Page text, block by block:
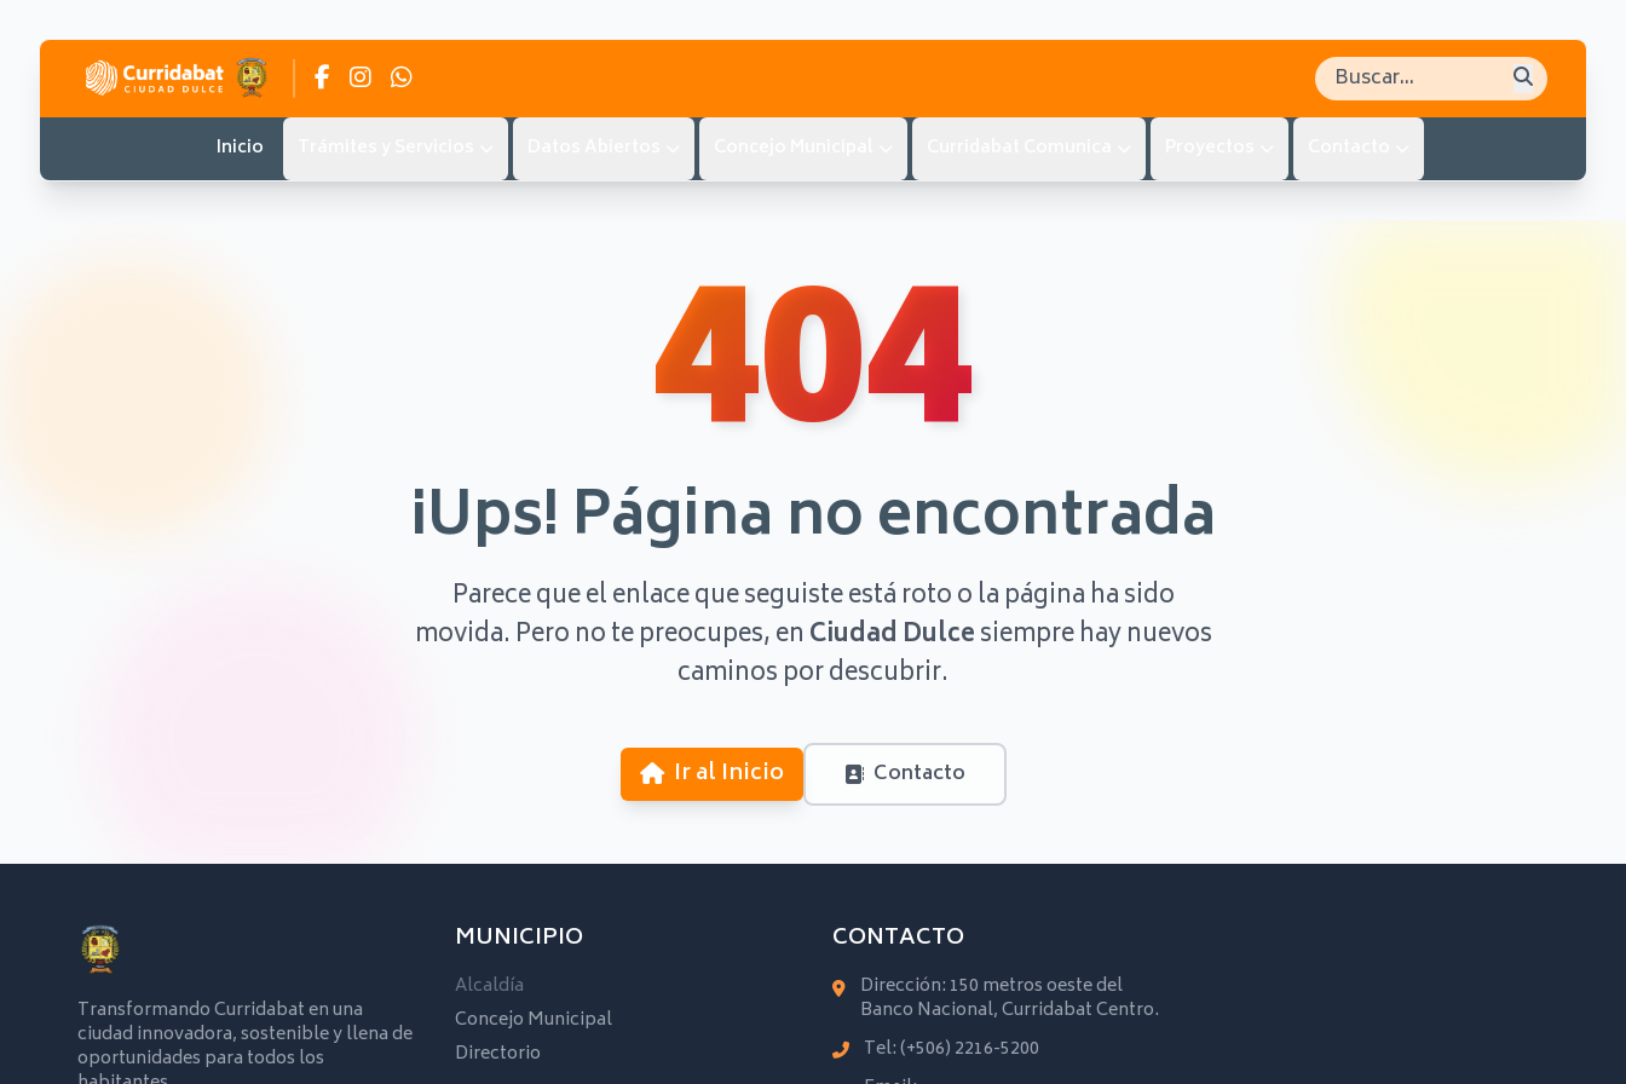
Buscar en el sitio
Inicio
404
¡Ups! Página no encontrada
Parece que el enlace que seguiste está roto o la página ha sido
movida. Pero no te preocupes, en Ciudad Dulcesiempre hay nuevos
caminos por descubrir.
Ir al Inicio Contacto
Transformando Curridabat en una
ciudad innovadora, sostenible y llena de
oportunidades para todos los
MUNICIPIO
Alcaldía
Concejo Municipal
Directorio
CONTACTO
Dirección: 150 metros oeste del
Banco Nacional, Curridabat Centro.
Tel:(+506) 2216-5200